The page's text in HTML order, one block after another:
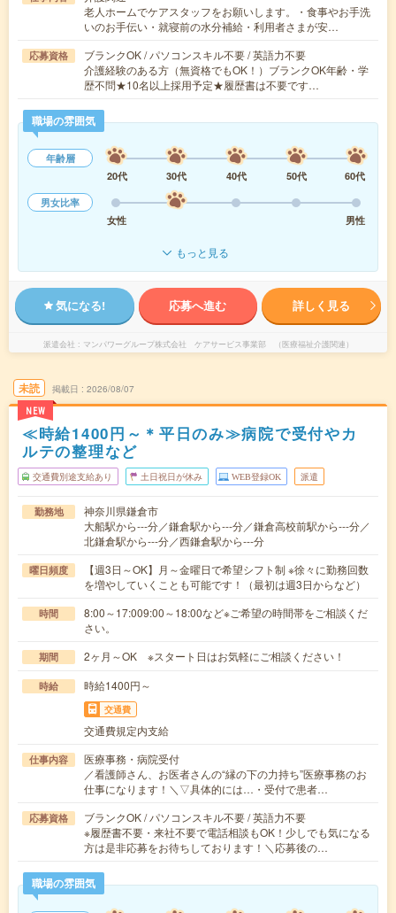
老人ホームでケアスタッフをお願いします。・食事やお手洗
いのお手伝い・就寝前の水分補給・利用者さまが安…
応募資格
ブランクOK / パソコンスキル不要 / 英語力不要
介護経験のある方（無資格でもOK！）ブランクOK年齢・学
歴不問★10名以上採用予定★履歴書は不要です…
職場の雰囲気
年齢層
20代
30代 40代 50代
60代
男女比率
女性
男性
もっと見る
気になる! 応募へ進む 詳しく見る
派遣会社 マンパワーグループ株式会社 ケアサービス事業部 （医療福祉介護関連）
未読
NEW
掲載日 2026/08/07
≪時給1400円～＊平日のみ≫病院で受付やカ
ルテの整理など
交通費別途支給あり 土日祝日が休み WEB登録OK 派遣
勤務地
神奈川県鎌倉市
大船駅から---分／鎌倉駅から---分／鎌倉高校前駅から---分／
北鎌倉駅から---分／西鎌倉駅から---分
曜日頻度
【週3日～OK】月～金曜日で希望シフト制 ※徐々に勤務回数
を増やしていくことも可能です！（最初は週3日からなど）
時間
8:00～17:009:00～18:00など※ご希望の時間帯をご相談くだ
さい。
期間 2ヶ月～OK ※スタート日はお気軽にご相談ください！
時給 時給1400円～
交通費
交通費規定内支給
仕事内容
医療事務・病院受付
／看護師さん、お医者さんの“縁の下の力持ち”医療事務のお
仕事になります！＼▽具体的には…・受付で患者…
応募資格
ブランクOK / パソコンスキル不要 / 英語力不要
※履歴書不要・来社不要で電話相談もOK！少しでも気になる
方は是非応募をお待ちしております！＼応募後の…
職場の雰囲気